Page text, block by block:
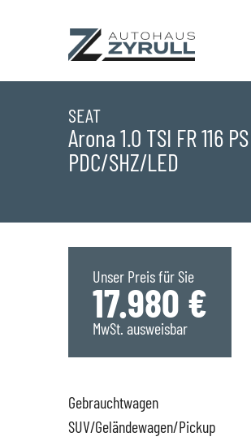
Startseite
Standorte
Saarwellingen
St. Wendel
Hüttigweiler
Marken
Übersicht
SEAT
Service
Gewerbekunden
SEAT
Arona 1.0 TSI FR 116
PDC/SHZ/LED
Unser Preis für Sie
17.980 €
MwSt. ausweisbar
Gebrauchtwagen
SUV/Geländewagen/Pickup